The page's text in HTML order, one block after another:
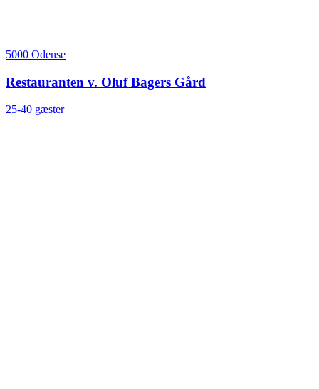
5000 Odense
Restauranten v. Oluf Bagers Gård
25-40 gæster